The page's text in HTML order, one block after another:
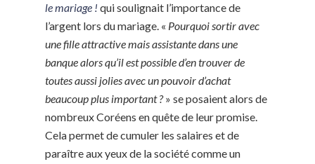
le mariage ! qui soulignait l’importance de
l’argent lors du mariage. « Pourquoi sortir avec
une fille attractive mais assistante dans une
banque alors qu’il est possible d’en trouver de
toutes aussi jolies avec un pouvoir d’achat
beaucoup plus important ?» se posaient alors de
nombreux Coréens en quête de leur promise.
Cela permet de cumuler les salaires et de
paraître aux yeux de la société comme un